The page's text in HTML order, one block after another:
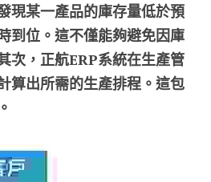
現某一產品的庫存量低於預
到位。這不僅能夠避免因庫
次，正航ERP系統在生產管
算出所需的生產排程。這包